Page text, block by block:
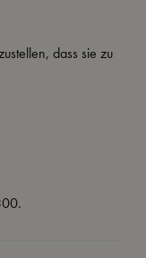
dass sie zu